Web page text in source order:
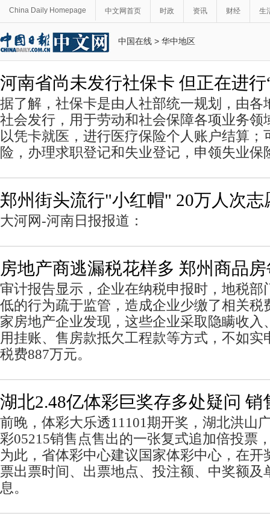
China Daily Homepage 中文网首页 时政 资讯 财经 生
中国在线 > 华中地区
河南省尚未发行社保卡 但正在进行
据了解，社保卡是由人社部统一规划，由各
社会发行，用于劳动和社会保障各项业务领
以凭卡就医，进行医疗保险个人账户结算；
险，办理求职登记和失业登记，申领失业保
郑州街头流行"小红帽" 20万人次志
大河网-河南日报报道：
房地产商逃漏税花样多 郑州商品
审计报告显示，企业在纳税申报时，地税部
低的行为疏于监管，造成企业少缴了相关税
家房地产企业发现，这些企业采取隐瞒收入
用挂账、售房款抵欠工程款等方式，不如实
税费887万元。
湖北2.48亿体彩巨奖存多处疑问 销
前晚，体彩大乐透11101期开奖，湖北洪山
彩05215销售点售出的一张复式追加倍投票
为此，省体彩中心建议国家体彩中心，在开
票出票时间、出票地点、投注额、中奖额及
息。